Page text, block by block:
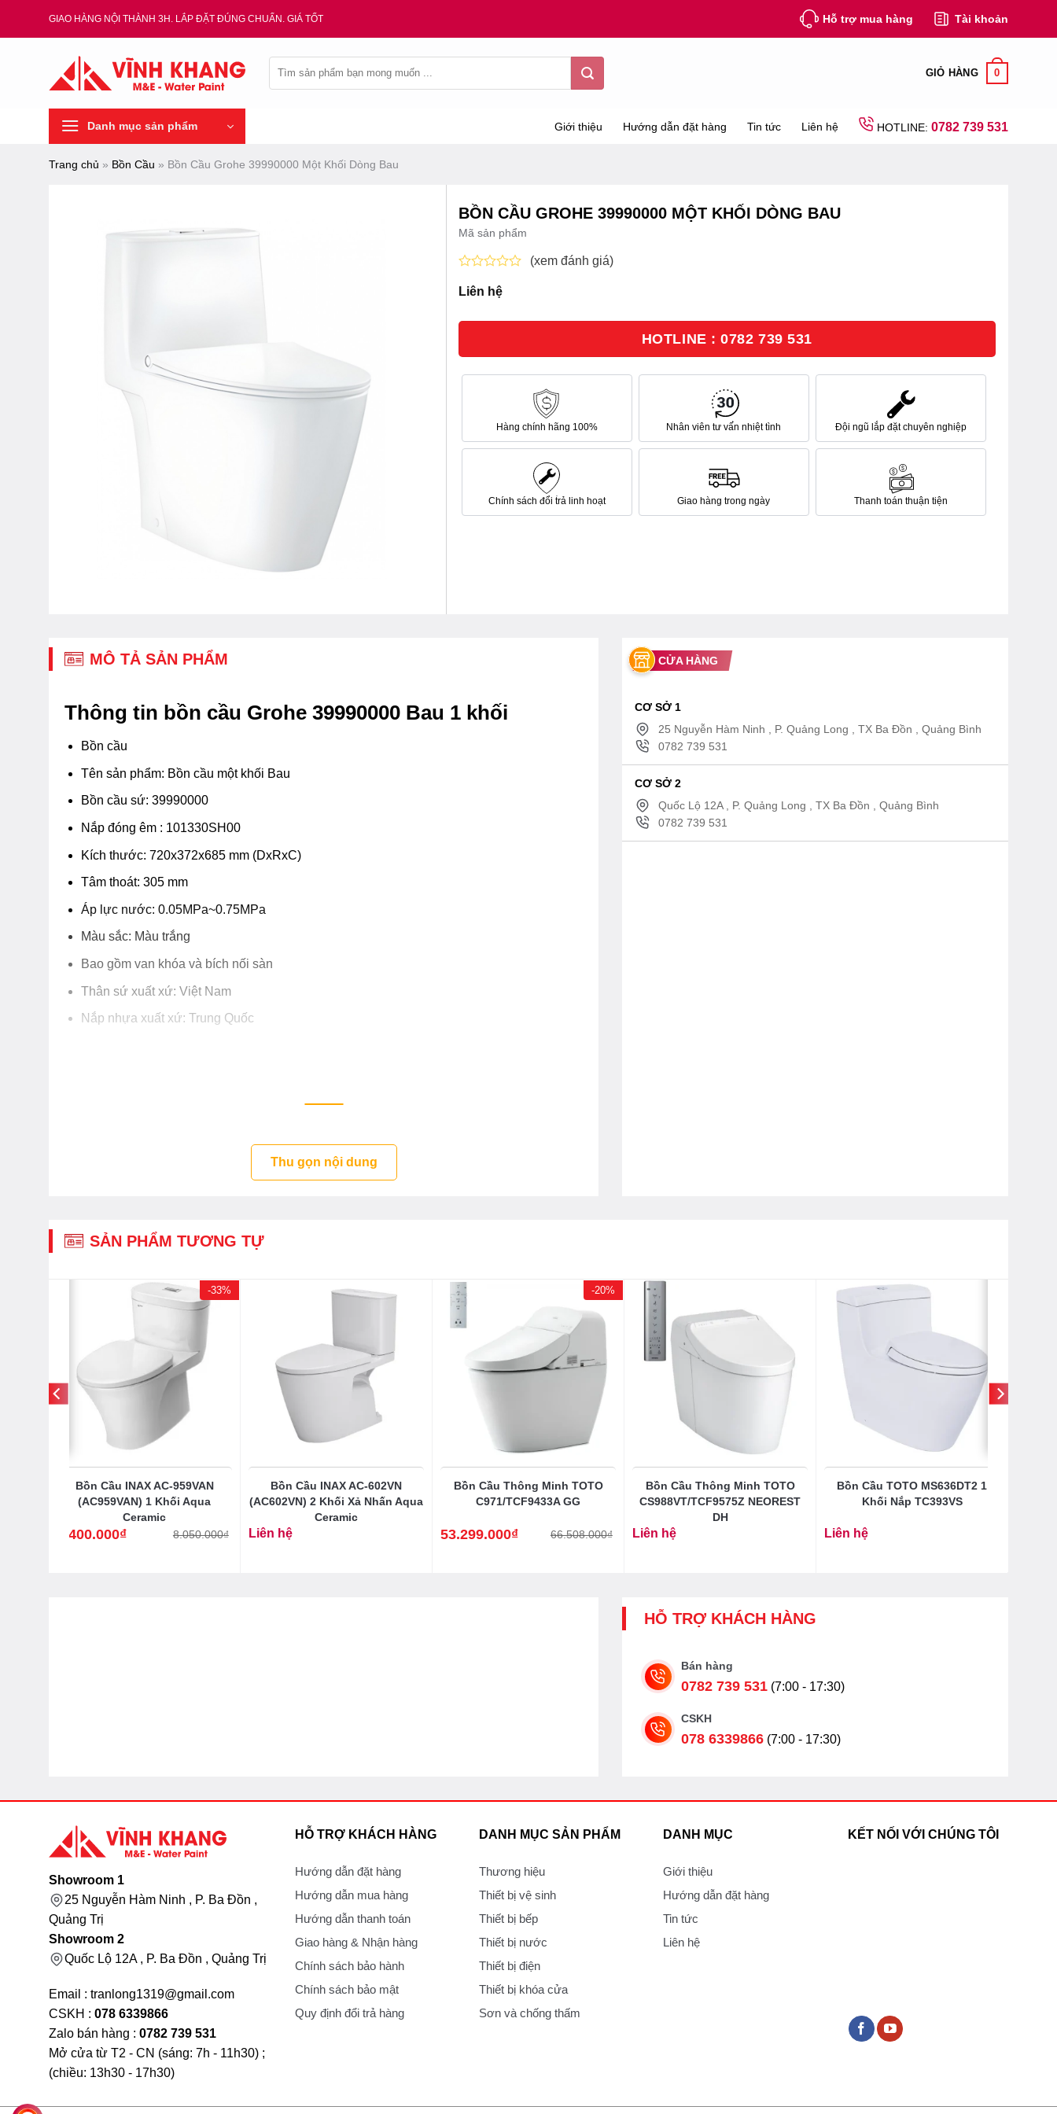
GIAO HÀNG NỘI THÀNH 3H. LẮP ĐẶT ĐÚNG CHUẨN. GIÁ TỐT Hỗ trợ mua hàng Tài khoản
kiếm:
GIỎ HÀNG 0
Danh mục sản phẩm Giới thiệu Hướng dẫn đặt hàng Tin tức Liên hệ HOTLINE: 0782 739 531
Trang chủ » Bồn Cầu » Bồn Cầu Grohe 39990000 Một Khối Dòng Bau
BỒN CẦU GROHE 39990000 MỘT KHỐI DÒNG BAU
Mã sản phẩm
xếp
(xem đánh giá)
Liên hệ
HOTLINE : 0782 739 531
Hàng chính hãng 100% Nhân viên tư vấn nhiệt tình Đội ngũ lắp đặt chuyên nghiệp
Chính sách đổi trả linh hoạt Giao hàng trong ngày Thanh toán thuận tiện
MÔ TẢ SẢN PHẨM
Thông tin bồn cầu Grohe 39990000 Bau 1 khối
Bồn cầu
Tên sản phẩm: Bồn cầu một khối Bau
Bồn cầu sứ: 39990000
Nắp đóng êm : 101330SH00
Kích thước: 720x372x685 mm (DxRxC)
Tâm thoát: 305 mm
Áp lực nước: 0.05MPa~0.75MPa
Màu sắc: Màu trắng
Bao gồm van khóa và bích nối sàn
Thân sứ xuất xứ: Việt Nam
Nắp nhựa xuất xứ: Trung Quốc
Thu gọn nội dung
CỬA HÀNG
CƠ SỞ 1
25 Nguyễn Hàm Ninh , P. Quảng Long , TX Ba Đồn , Quảng Bình
0782 739 531
CƠ SỞ 2
Quốc Lộ 12A , P. Quảng Long , TX Ba Đồn , Quảng Bình
0782 739 531
SẢN PHẨM TƯƠNG TỰ
-33%
Bồn Cầu INAX AC-959VAN
(AC959VAN) 1 Khối Aqua
Ceramic
8.050.000₫
Giá
5.400.000₫
Giá
Bồn Cầu INAX AC-602VN
(AC602VN) 2 Khối Xả Nhấn Aqua
Ceramic
Liên hệ
-20%
Bồn Cầu Thông Minh TOTO
C971/TCF9433A GG
66.508.000₫
Giá
53.299.000₫
Giá
Bồn Cầu Thông Minh TOTO
CS988VT/TCF9575Z NEOREST
DH
Liên hệ
Bồn Cầu TOTO MS636DT2 1
Khối Nắp TC393VS
Liên hệ
HỖ TRỢ KHÁCH HÀNG
Bán hàng
0782 739 531 (7:00 - 17:30)
CSKH
078 6339866 (7:00 - 17:30)
Showroom 1
25 Nguyễn Hàm Ninh , P. Ba Đồn ,
Quảng Trị
Showroom 2
Quốc Lộ 12A , P. Ba Đồn , Quảng Trị
Email : tranlong1319@gmail.com
CSKH : 078 6339866
Zalo bán hàng : 0782 739 531
Mở cửa từ T2 - CN (sáng: 7h - 11h30) ;
(chiều: 13h30 - 17h30)
HỖ TRỢ KHÁCH HÀNG
Hướng dẫn đặt hàng
Hướng dẫn mua hàng
Hướng dẫn thanh toán
Giao hàng & Nhận hàng
Chính sách bảo hành
Chính sách bảo mật
Quy định đổi trả hàng
DANH MỤC SẢN PHẨM
Thương hiệu
Thiết bị vệ sinh
Thiết bị bếp
Thiết bị nước
Thiết bị điện
Thiết bị khóa cửa
Sơn và chống thấm
DANH MỤC
Giới thiệu
Hướng dẫn đặt hàng
Tin tức
Liên hệ
KẾT NỐI VỚI CHÚNG TÔI